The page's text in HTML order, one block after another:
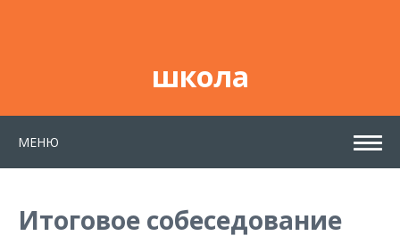
школа
МЕНЮ
Итоговое собеседование